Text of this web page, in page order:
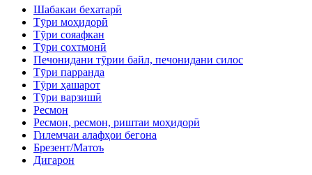
Шабакаи бехатарӣ
Тӯри моҳидорӣ
Тӯри сояафкан
Тӯри сохтмонӣ
Печонидани тӯрии байл, печонидани силос
Тӯри парранда
Тӯри ҳашарот
Тӯри варзишӣ
Ресмон
Ресмон, ресмон, риштаи моҳидорӣ
Гилемчаи алафҳои бегона
Брезент/Матоъ
Дигарон